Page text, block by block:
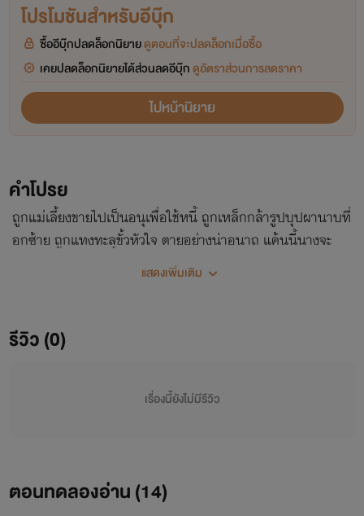
โปรโมชันสำหรับอีบุ๊ก
ซื้ออีบุ๊กปลดล็อกนิยายดูตอนที่จะปลดล็อกเมื่อซื้อ
เคยปลดล็อกนิยายได้ส่วนลดอีบุ๊ก ดูอัตราส่วนการลดราคา
ไปหน้านิยาย
คำโปรย
ถูกแม่เลี้ยงขายไปเป็นอนุเพื่อใช้หนี้ ถูกเหล็กกล้ารูปบุปผานาบที่
อกซ้าย ถูกแทงทะลุขั้วหัวใจ ตายอย่างน่าอนาถ แค้นนี้นางจะ
แสดงเพิ่มเติม
รีวิว (0)
เรื่องนี้ยังไม่มีรีวิว
ตอนทดลองอ่าน (14)